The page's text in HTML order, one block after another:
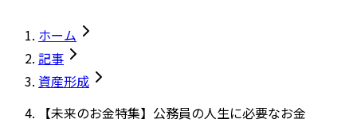
ホーム
記事
資産形成
【未来のお金特集】公務員の人生に必要なお金